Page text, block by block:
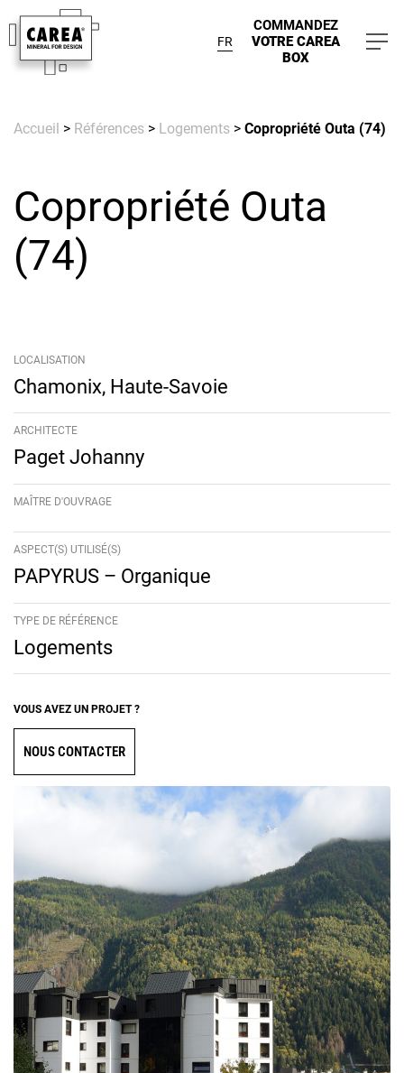
FR
COMMANDEZ
VOTRE CAREA
BOX
Accueil > Références > Logements > Copropriété Outa (74)
Copropriété Outa
(74)
LOCALISATION
Chamonix, Haute-Savoie
ARCHITECTE
Paget Johanny
MAÎTRE D'OUVRAGE
ASPECT(S) UTILISÉ(S)
PAPYRUS – Organique
TYPE DE RÉFÉRENCE
Logements
VOUS AVEZ UN PROJET ?
NOUS CONTACTER